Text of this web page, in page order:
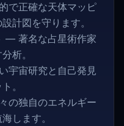
で正確な天体マッピ
計図を守ります。
— 著名な占星術作家
析。
宇宙研究と自己発見
。
の独自のエネルギー
します。